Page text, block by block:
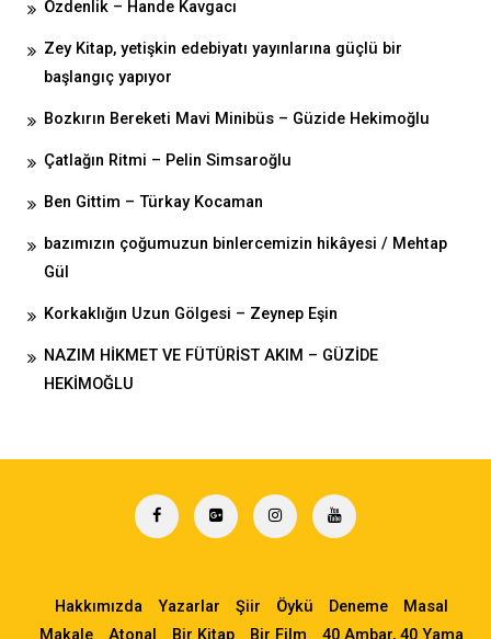
Özdenlik – Hande Kavgacı
Zey Kitap, yetişkin edebiyatı yayınlarına güçlü bir
başlangıç yapıyor
Bozkırın Bereketi Mavi Minibüs – Güzide Hekimoğlu
Çatlağın Ritmi – Pelin Simsaroğlu
Ben Gittim – Türkay Kocaman
bazımızın çoğumuzun binlercemizin hikâyesi / Mehtap
Gül
Korkaklığın Uzun Gölgesi – Zeynep Eşin
NAZIM HİKMET VE FÜTÜRİST AKIM – GÜZİDE
HEKİMOĞLU
Hakkımızda Yazarlar Şiir Öykü Deneme
Masal
Makale
Atonal Bir Kitap Bir Film 40 Ambar, 40 Yama